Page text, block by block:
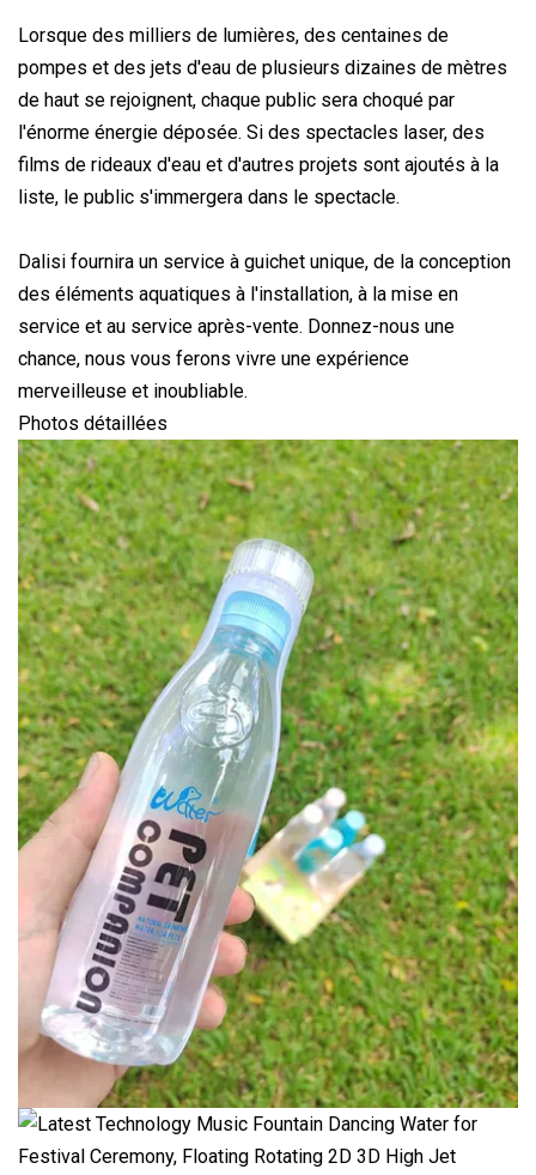
Lorsque des milliers de lumières, des centaines de
pompes et des jets d'eau de plusieurs dizaines de mètres
de haut se rejoignent, chaque public sera choqué par
l'énorme énergie déposée. Si des spectacles laser, des
films de rideaux d'eau et d'autres projets sont ajoutés à la
liste, le public s'immergera dans le spectacle.
Dalisi fournira un service à guichet unique, de la conception
des éléments aquatiques à l'installation, à la mise en
service et au service après-vente. Donnez-nous une
chance, nous vous ferons vivre une expérience
merveilleuse et inoubliable.
Photos détaillées